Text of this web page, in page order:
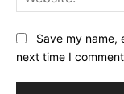
Save my name,
next time I